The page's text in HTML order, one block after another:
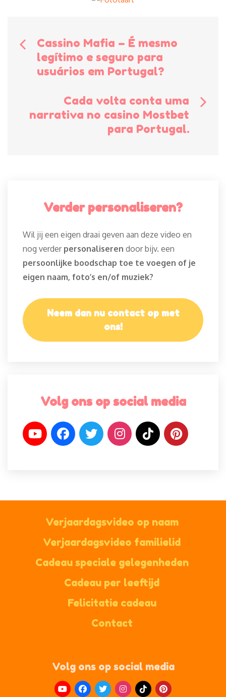
Bericht
navigatie
Cassino Mafia – É mesmo
legítimo e seguro para
usuários em Portugal?
Cada volta conta uma
narrativa no casino Mostbet
para Portugal.
Verder personaliseren?
Wil jij een eigen draai geven aan deze video en
nog verder personaliseren door bijv. een
persoonlijke boodschap toe te voegen of je
eigen naam, foto’s en/of muziek?
Neem dan nu contact op met
ons!
Volg ons op social media
Verjaardagsvideo op naam
Verjaardagsvideo familielid
Cadeau speciale gelegenheden
Cadeau per leeftijd
Felicitatie cadeau
Contact
Volg ons op social media